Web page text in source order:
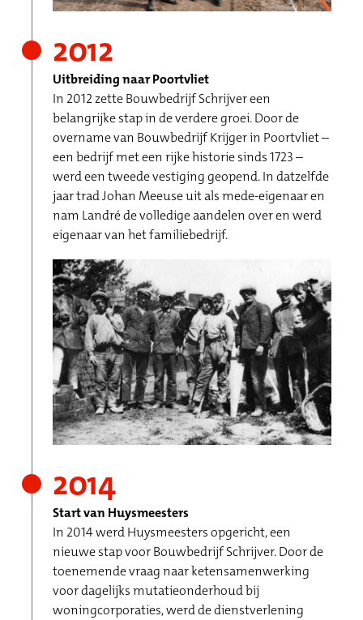
2012
Uitbreiding naar Poortvliet
In 2012 zette Bouwbedrijf Schrijver een
belangrijke stap in de verdere groei. Door de
overname van Bouwbedrijf Krijger in Poortvliet –
een bedrijf met een rijke historie sinds 1723 –
werd een tweede vestiging geopend. In datzelfde
jaar trad Johan Meeuse uit als mede-eigenaar en
nam Landré de volledige aandelen over en werd
eigenaar van het familiebedrijf.
2014
Start van Huysmeesters
In 2014 werd Huysmeesters opgericht, een
nieuwe stap voor Bouwbedrijf Schrijver. Door de
toenemende vraag naar ketensamenwerking
voor dagelijks mutatieonderhoud bij
woningcorporaties, werd de dienstverlening